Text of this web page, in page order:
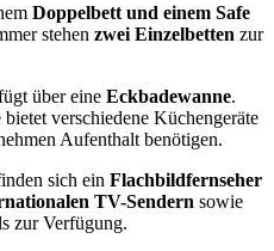
Doppelbett und einem Safe
stehen zwei Einzelbetten zur
über eine Eckbadewanne.
verschiedene Küchengeräte
Aufenthalt benötigen.
sich ein Flachbildfernseher
TV-Sendern sowie
zur Verfügung.